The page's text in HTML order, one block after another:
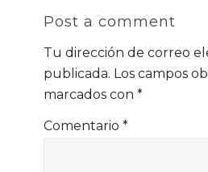
Post a comment
Tu dirección de correo
publicada. Los campos
marcados con *
Comentario *